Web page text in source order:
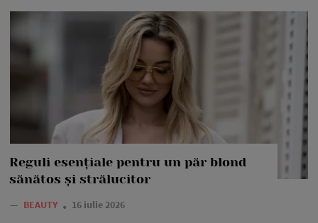
Reguli esențiale pentru un păr blond
sănătos și strălucitor
— BEAUTY 16 iulie 2026